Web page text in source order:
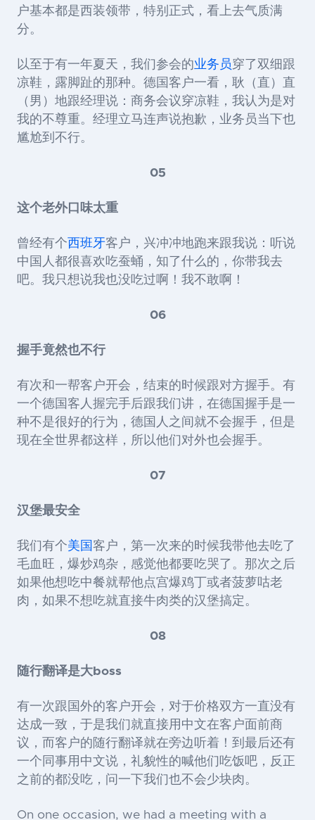
户基本都是西装领带，特别正式，看上去气质满
分。
以至于有一年夏天，我们参会的业务员穿了双细跟
凉鞋，露脚趾的那种。德国客户一看，耿（直）直
（男）地跟经理说：商务会议穿凉鞋，我认为是对
我的不尊重。经理立马连声说抱歉，业务员当下也
尴尬到不行。
05
这个老外口味太重
曾经有个西班牙客户，兴冲冲地跑来跟我说：听说
中国人都很喜欢吃蚕蛹，知了什么的，你带我去
吧。我只想说我也没吃过啊！我不敢啊！
06
握手竟然也不行
有次和一帮客户开会，结束的时候跟对方握手。有
一个德国客人握完手后跟我们讲，在德国握手是一
种不是很好的行为，德国人之间就不会握手，但是
现在全世界都这样，所以他们对外也会握手。
07
汉堡最安全
我们有个美国客户，第一次来的时候我带他去吃了
毛血旺，爆炒鸡杂，感觉他都要吃哭了。那次之后
如果他想吃中餐就帮他点宫爆鸡丁或者菠萝咕老
肉，如果不想吃就直接牛肉类的汉堡搞定。
08
随行翻译是大boss
有一次跟国外的客户开会，对于价格双方一直没有
达成一致，于是我们就直接用中文在客户面前商
议，而客户的随行翻译就在旁边听着！到最后还有
一个同事用中文说，礼貌性的喊他们吃饭吧，反正
之前的都没吃，问一下我们也不会少块肉。
On one occasion, we had a meeting with a